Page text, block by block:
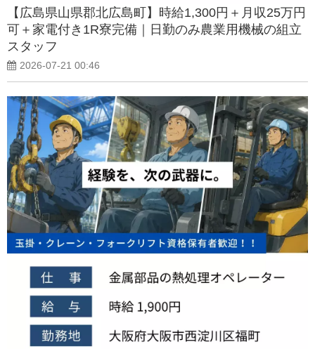
【広島県山県郡北広島町】時給1,300円＋月収25万円
可＋家電付き1R寮完備｜日勤のみ農業用機械の組立
スタッフ
2026-07-21 00:46